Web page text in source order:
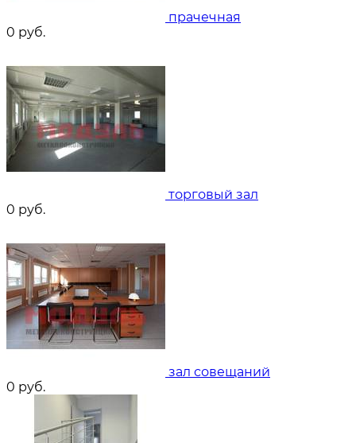
прачечная
0 руб.
торговый зал
0 руб.
зал совещаний
0 руб.